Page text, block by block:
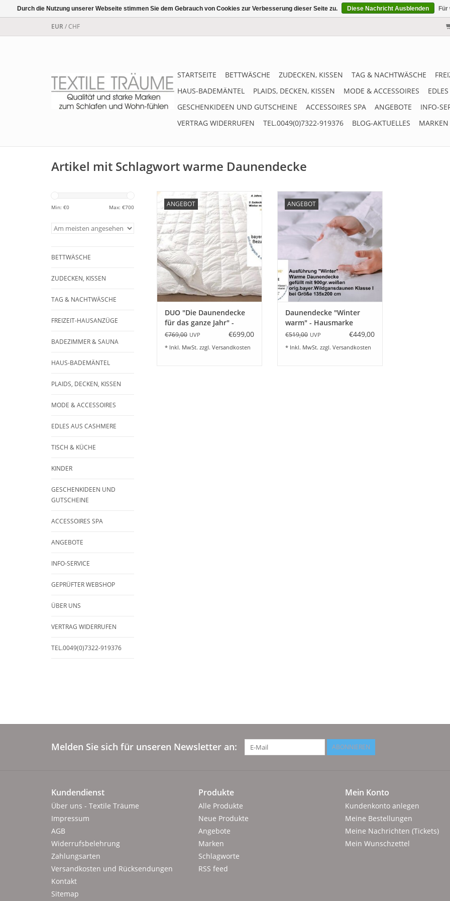
EUR/CHF
STARTSEITE BETTWÄSCHE ZUDECKEN, KISSEN TAG & NACHTWÄSCHE
HAUS-BADEMÄNTEL
PLAIDS, DECKEN, KISSEN MODE & ACCESSOIRES
GESCHENKIDEEN UND GUTSCHEINE
ACCESSOIRES SPA ANGEBOTE INFO-
VERTRAG WIDERRUFEN
TEL.0049(0)7322-919376 BLOG-AKTUELLES MARKEN
Artikel mit Schlagwort warme Daunendecke
Min: €0 Max: €700
BETTWÄSCHE
ZUDECKEN, KISSEN
TAG & NACHTWÄSCHE
FREIZEIT-HAUSANZÜGE
BADEZIMMER & SAUNA
HAUS-BADEMÄNTEL
PLAIDS, DECKEN, KISSEN
MODE & ACCESSOIRES
EDLES AUS CASHMERE
TISCH & KÜCHE
KINDER
GESCHENKIDEEN UND
GUTSCHEINE
ACCESSOIRES SPA
ANGEBOTE
INFO-SERVICE
GEPRÜFTER WEBSHOP
ÜBER UNS
VERTRAG WIDERRUFEN
TEL.0049(0)7322-919376
ANGEBOT
DUO 2 in 1 " Die Zudecke für das
ganze Jahr" "Hausmarke" - mit
hochwertiger Füllung. Weich und
kuschelig. für Frühjahr / Sommer /
Herbst /Winter - Exclusive
Daunendecke (doppelte
Ausführung) super leichte
Sommerdecke und mittlere
Daunendecke zum zusam
ZUM WARENKORB HINZUFÜGEN
DUO "Die Daunendecke
für das ganze Jahr" -
Hausmarke -
€769,00 UVP €699,00
* Inkl. MwSt. zzgl. Versandkosten
ANGEBOT
Winter Daunendecke
"Hausmarke" - Warme
Daunendecke mit hochwertiger
Füllung, Warm und kuschelig.
Exclusive Daunendecke mit
hochwertiger Karosteppung,
Füllung weiße bayer.original
Wildgansdaunen Klasse I,
Bezugsstoff hochwertiger 200er
Daunenbatist weiß
ZUM WARENKORB HINZUFÜGEN
Daunendecke "Winter
warm" - Hausmarke
€519,00 UVP €449,00
* Inkl. MwSt. zzgl. Versandkosten
Melden Sie sich für unseren Newsletter an: ABONNIEREN
Kundendienst
Über uns - Textile Träume
Impressum
AGB
Widerrufsbelehrung
Zahlungsarten
Versandkosten und Rücksendungen
Kontakt
Sitemap
Produkte
Alle Produkte
Neue Produkte
Angebote
Marken
Schlagworte
RSS feed
Mein Konto
Kundenkonto anlegen
Meine Bestellungen
Meine Nachrichten (Tickets)
Mein Wunschzettel
Durch die Nutzung unserer Webseite stimmen Sie dem Gebrauch von Cookies zur Verbesserung dieser Seite zu. Diese Nachricht Ausblenden